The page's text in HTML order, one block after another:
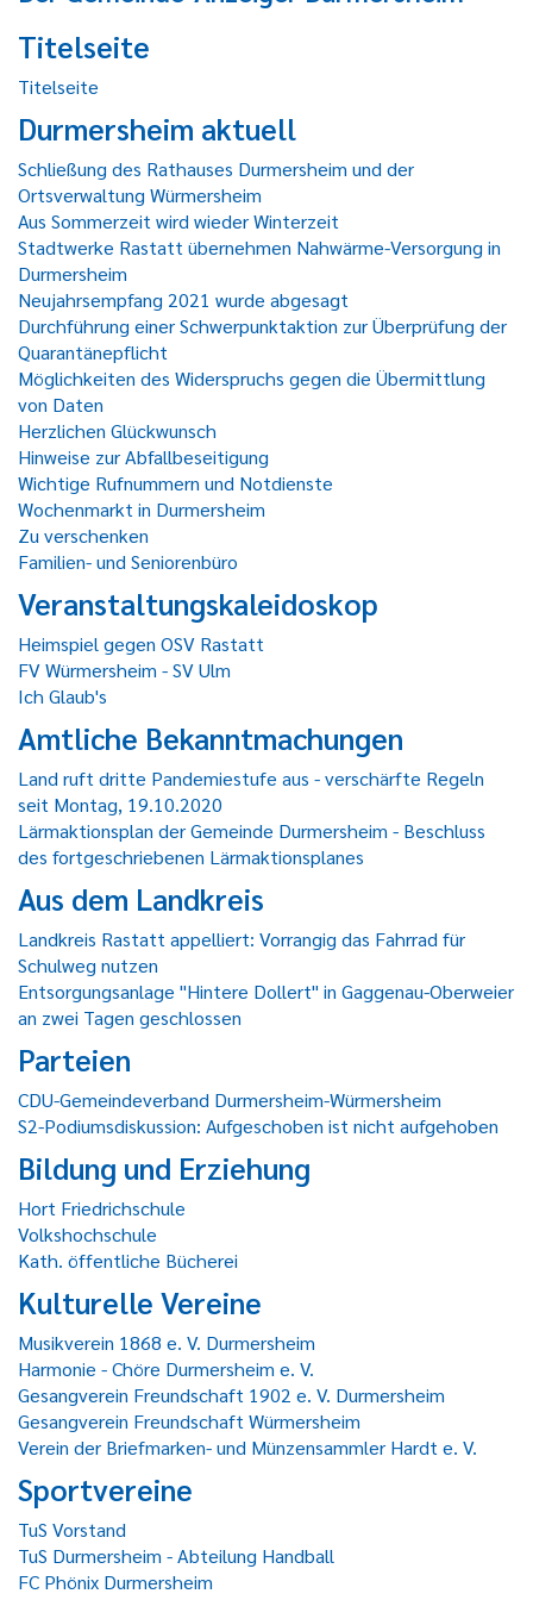
Titelseite
Titelseite
Durmersheim aktuell
Schließung des Rathauses Durmersheim und der
Ortsverwaltung Würmersheim
Aus Sommerzeit wird wieder Winterzeit
Stadtwerke Rastatt übernehmen Nahwärme-Versorgung in
Durmersheim
Neujahrsempfang 2021 wurde abgesagt
Durchführung einer Schwerpunktaktion zur Überprüfung der
Quarantänepflicht
Möglichkeiten des Widerspruchs gegen die Übermittlung
von Daten
Herzlichen Glückwunsch
Hinweise zur Abfallbeseitigung
Wichtige Rufnummern und Notdienste
Wochenmarkt in Durmersheim
Zu verschenken
Familien- und Seniorenbüro
Veranstaltungskaleidoskop
Heimspiel gegen OSV Rastatt
FV Würmersheim - SV Ulm
Ich Glaub's
Amtliche Bekanntmachungen
Land ruft dritte Pandemiestufe aus - verschärfte Regeln
seit Montag, 19.10.2020
Lärmaktionsplan der Gemeinde Durmersheim - Beschluss
des fortgeschriebenen Lärmaktionsplanes
Aus dem Landkreis
Landkreis Rastatt appelliert: Vorrangig das Fahrrad für
Schulweg nutzen
Entsorgungsanlage "Hintere Dollert" in Gaggenau-Oberweier
an zwei Tagen geschlossen
Parteien
CDU-Gemeindeverband Durmersheim-Würmersheim
S2-Podiumsdiskussion: Aufgeschoben ist nicht aufgehoben
Bildung und Erziehung
Hort Friedrichschule
Volkshochschule
Kath. öffentliche Bücherei
Kulturelle Vereine
Musikverein 1868 e. V. Durmersheim
Harmonie - Chöre Durmersheim e. V.
Gesangverein Freundschaft 1902 e. V. Durmersheim
Gesangverein Freundschaft Würmersheim
Verein der Briefmarken- und Münzensammler Hardt e. V.
Sportvereine
TuS Vorstand
TuS Durmersheim - Abteilung Handball
FC Phönix Durmersheim